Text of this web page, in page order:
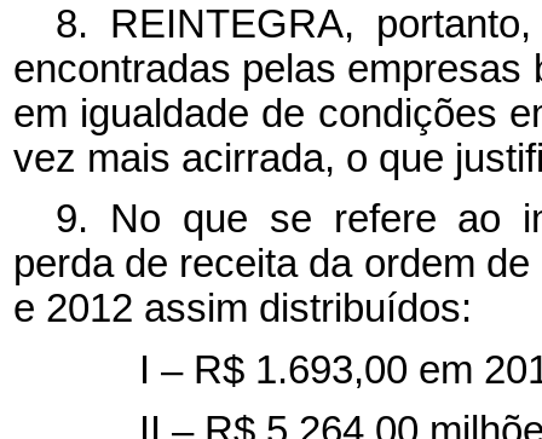
8. REINTEGRA,
encontradas pelas
em igualdade de condições
vez mais acirrada, o que
9. No que se refere ao
perda de receita da ordem
e 2012 assim distribuídos:
I – R$ 1.693,00 em